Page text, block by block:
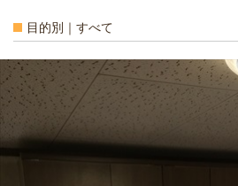
目的別｜すべて